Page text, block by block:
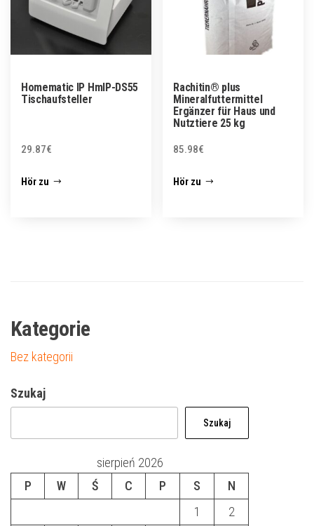
Homematic IP HmIP-DS55
Tischaufsteller
29.87€
Hör zu
Rachitin® plus
Mineralfuttermittel
Ergänzer für Haus und
Nutztiere 25 kg
85.98€
Hör zu
Kategorie
Bez kategorii
Szukaj
Szukaj
sierpień 2026
P
W Ś C P S
N
1
2